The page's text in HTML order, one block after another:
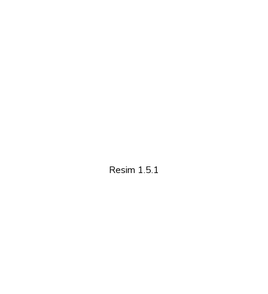
Resim 1.5.1